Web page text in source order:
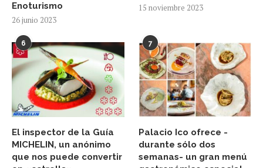
Enoturismo
26 junio 2023
15 noviembre 2023
6
El inspector de la Guía
MICHELIN, un anónimo
que nos puede convertir
7
Palacio Ico ofrece -
durante sólo dos
semanas- un gran menú